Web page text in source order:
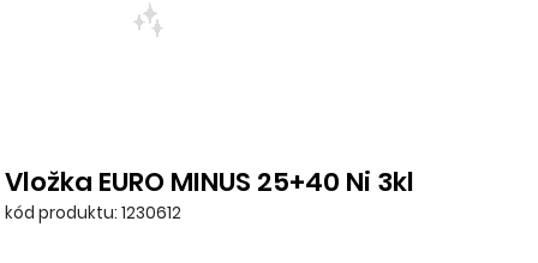
Vložka EURO MINUS 25+40 Ni 3kl
kód produktu: 1230612